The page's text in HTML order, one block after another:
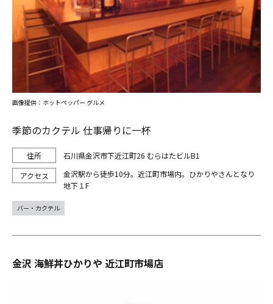
季節のカクテル 仕事帰りに一杯
石川県金沢市下近江町26 むらはたビルB1
金沢駅から徒歩10分。近江町市場内。ひかりやさんとなり
地下１F
画像提供：ホットペッパー グルメ
バー・カクテル
金沢 海鮮丼ひかりや 近江町市場店